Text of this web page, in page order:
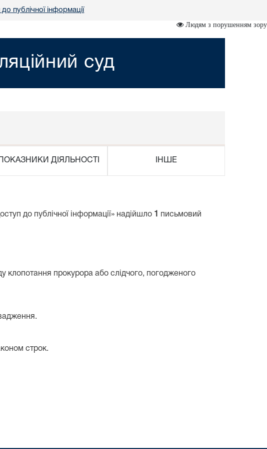
публічної інформації
Людям з порушенням зору
суд
ПОКАЗНИКИ ДІЯЛЬНОСТІ ІНШЕ
до публічної інформації» надійшло 1 письмовий
клопотання прокурора або слідчого, погодженого
строк.